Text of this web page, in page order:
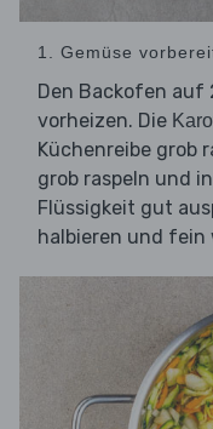
1. Gemüse
Den Backofen auf
vorheizen. Die
Küchenreibe grob
grob raspeln und
Flüssigkeit gut
halbieren und fein